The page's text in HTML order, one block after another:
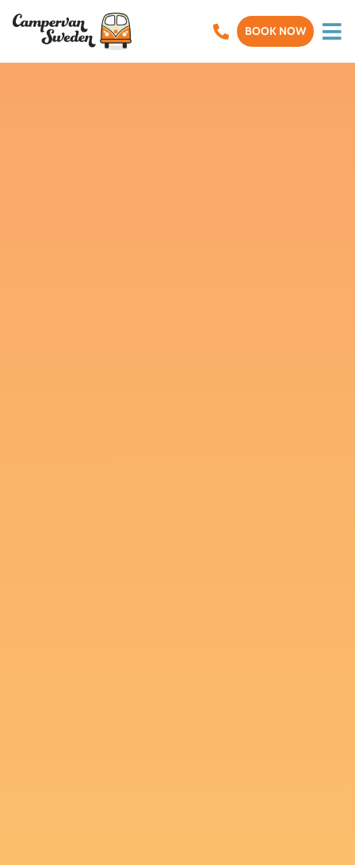
BOOK NOW